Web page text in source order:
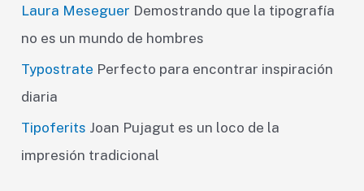
Laura Meseguer Demostrando que la tipografía
no es un mundo de hombres
Typostrate Perfecto para encontrar inspiración
diaria
Tipoferits Joan Pujagut es un loco de la
impresión tradicional